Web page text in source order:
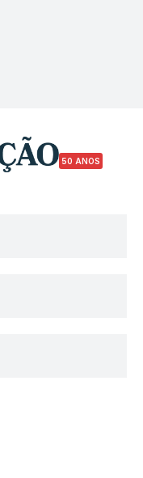
50 ANOS